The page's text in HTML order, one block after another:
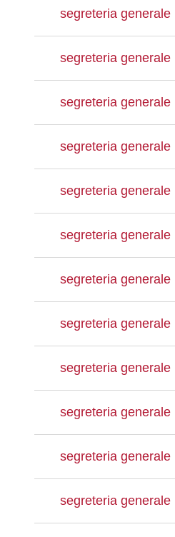
segreteria generale
segreteria generale
segreteria generale
segreteria generale
segreteria generale
segreteria generale
segreteria generale
segreteria generale
segreteria generale
segreteria generale
segreteria generale
segreteria generale